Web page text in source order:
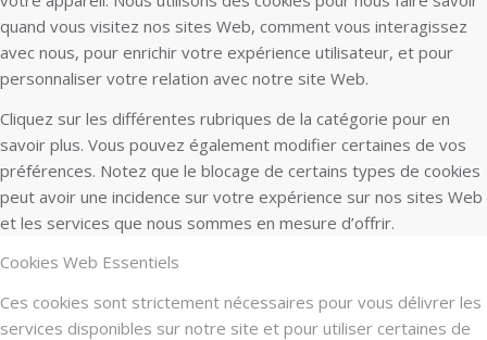
quand vous visitez nos sites Web, comment vous interagissez
avec nous, pour enrichir votre expérience utilisateur, et pour
personnaliser votre relation avec notre site Web.
Cliquez sur les différentes rubriques de la catégorie pour en
savoir plus. Vous pouvez également modifier certaines de vos
préférences. Notez que le blocage de certains types de cookies
peut avoir une incidence sur votre expérience sur nos sites Web
et les services que nous sommes en mesure d’offrir.
Cookies Web Essentiels
Ces cookies sont strictement nécessaires pour vous délivrer les
services disponibles sur notre site et pour utiliser certaines de